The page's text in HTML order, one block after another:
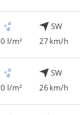
0 l/m²
SW
27 km/h
0 l/m²
SW
26 km/h